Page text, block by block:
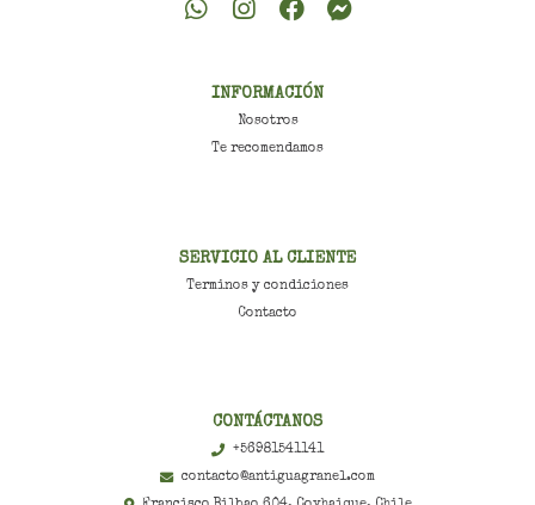
INFORMACIÓN
Nosotros
Te recomendamos
SERVICIO AL CLIENTE
Terminos y condiciones
Contacto
CONTÁCTANOS
+56981541141
contacto@antiguagranel.com